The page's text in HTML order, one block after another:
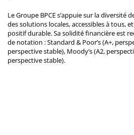
Le Groupe BPCE s’appuie sur la diversité
des solutions locales, accessibles à tous,
positif durable. Sa solidité financière est
de notation : Standard & Poor’s (A+,
perspective stable), Moody’s (A2,
perspective stable).